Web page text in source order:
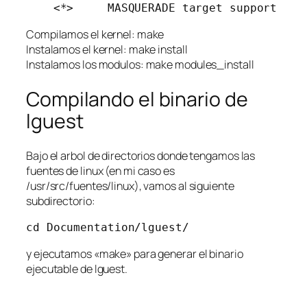
Compilamos el kernel: make
Instalamos el kernel: make install
Instalamos los modulos: make modules_install
Compilando el binario de
lguest
Bajo el arbol de directorios donde tengamos las
fuentes de linux (en mi caso es
/usr/src/fuentes/linux), vamos al siguiente
subdirectorio:
cd Documentation/lguest/
y ejecutamos «make» para generar el binario
ejecutable de lguest.